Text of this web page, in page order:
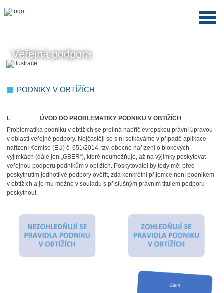
Veřejná podpora
PODNIKY V OBTÍŽÍCH
I. ÚVOD DO PROBLEMATIKY PODNIKU V OBTÍŽÍCH
Problematika podniku v obtížích se prolíná napříč evropskou právní úpravou
v oblasti veřejné podpory. Nejčastěji se s ní setkáváme v případě aplikace
nařízení Komise (EU) č. 651/2014, tzv. obecné nařízení o blokových
výjimkách (dále jen „GBER“), které neumožňuje, až na výjimky poskytovat
veřejnou podporu podnikům v obtížích. Poskytovatel by tedy měl před
poskytnutím jednotlivé podpory ověřit, zda konkrétní příjemce není podnikem
v obtížích a je mu možné v souladu s příslušným právním titulem podporu
poskytnout.